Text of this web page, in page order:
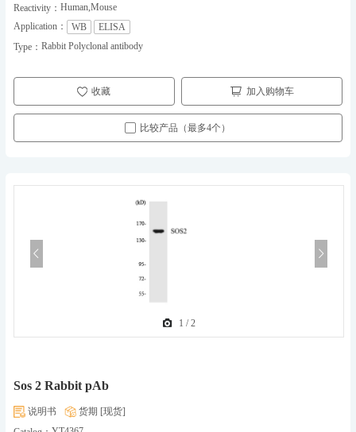
Reactivity： Human,Mouse
Application：
WB
ELISA
Type： Rabbit Polyclonal antibody
收藏 加入购物车
比较产品（最多4个）
Sos 2 Rabbit pAb
说明书
货期 [现货]
1 /2